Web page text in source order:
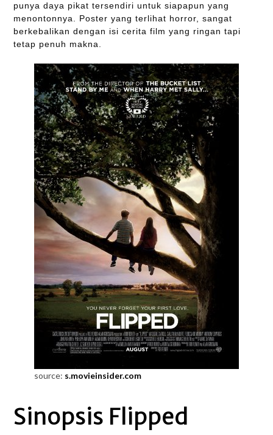
punya daya pikat tersendiri untuk siapapun yang
menontonnya. Poster yang terlihat horror, sangat
berkebalikan dengan isi cerita film yang ringan tapi
tetap penuh makna.
source: s.movieinsider.com
Sinopsis Flipped